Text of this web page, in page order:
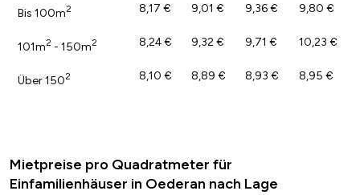
Bis 100m2 8,17 € 9,01 € 9,36 € 9,80 €
101m2 - 150m2 8,24 € 9,32 € 9,71 € 10,23 €
Über 1502 8,10 € 8,89 € 8,93 € 8,95 €
Mietpreise pro Quadratmeter für
Einfamilienhäuser in Oederan nach Lage